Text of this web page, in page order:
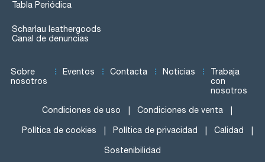
Tabla Periódica
Scharlau leathergoods
Canal de denuncias
Sobre
nosotros
Eventos Contacta Noticias
Trabaja
con
nosotros
Condiciones de uso Condiciones de venta
Política de cookies Política de privacidad Calidad
Sostenibilidad